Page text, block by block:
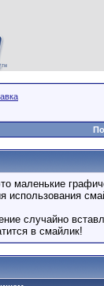
маленькие
использования
случайно
в смайлик!